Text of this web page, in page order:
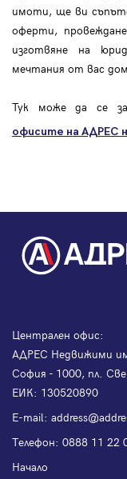
имоти, ще ви
оферти,
изготвяне на
мечтания от вас
Тук може да се
офисите на АДРЕС
Централен офис:
АДРЕС Недвижими
София - 1000, пл.
ЕИК: 130520890
Е-mail:
Телефон: 0888 11 22
Начало